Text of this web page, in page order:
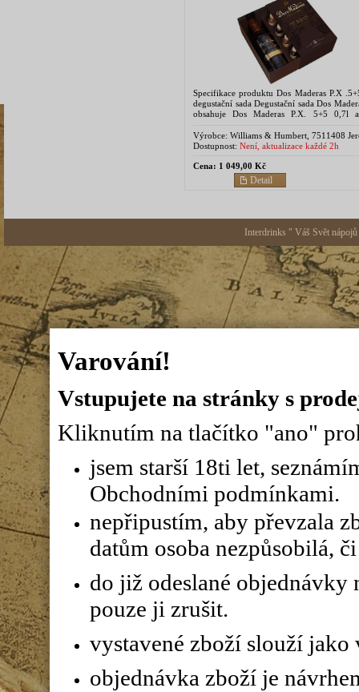
Specifikace produktu Dos Maderas P.X
degustační sada Degustační sada Dos
obsahuje Dos Maderas P.X. 5+5 0,7l
Výrobce: Williams & Humbert, 7511408
la Frontera, Spain
Dostupnost: Není, aktualizace každé 2h
Cena: 1 049,00 Kč
Detail
Interdrinks " Váš Svět
Varování!
Vstupujete na stránky s
Kliknutím na tlačítko "ano"
jsem starší 18ti let,
Obchodními podmínkami.
nepřipustím, aby převzala
datům osoba nezpůsobilá,
do již odeslané objednávky
pouze ji zrušit.
vystavené zboží slouží
objednávka zboží je